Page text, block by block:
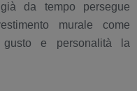
da tempo persegue
murale come
e personalità la